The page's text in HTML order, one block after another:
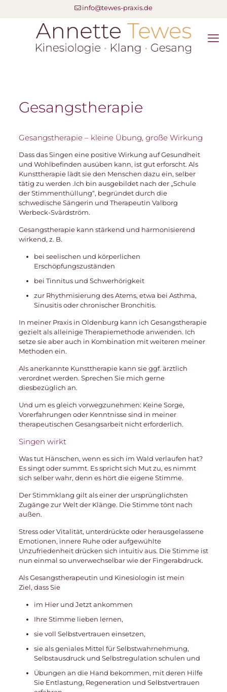
info@tewes-praxis.de
Gesangstherapie
Gesangstherapie – kleine Übung, große Wirkung
Dass das Singen eine positive Wirkung auf Gesundheit
und Wohlbefinden ausüben kann, ist gut erforscht. Als
Kunsttherapie lädt sie den Menschen dazu ein, selber
tätig zu werden .Ich bin ausgebildet nach der „Schule
der Stimmenthüllung“, begründet durch die
schwedische Sängerin und Therapeutin Valborg
Werbeck-Svärdström.
Gesangstherapie kann stärkend und harmonisierend
wirkend, z. B.
bei seelischen und körperlichen
Erschöpfungszuständen
bei Tinnitus und Schwerhörigkeit
zur Rhythmisierung des Atems, etwa bei Asthma,
Sinusitis oder chronischer Bronchitis.
In meiner Praxis in Oldenburg kann ich Gesangstherapie
gezielt als alleinige Therapiemethode anwenden. Ich
setze sie aber auch in Kombination mit weiteren meiner
Methoden ein.
Als anerkannte Kunsttherapie kann sie ggf. ärztlich
verordnet werden. Sprechen Sie mich gerne
diesbezüglich an.
Und um es gleich vorwegzunehmen: Keine Sorge,
Vorerfahrungen oder Kenntnisse sind in meiner
therapeutischen Gesangsarbeit nicht erforderlich.
Singen wirkt
Was tut Hänschen, wenn es sich im Wald verlaufen hat?
Es singt oder summt. Es spricht sich Mut zu, es nimmt
sich selber wahr, denn es hört die eigene Stimme.
Der Stimmklang gilt als einer der ursprünglichsten
Zugänge zur Welt der Klänge. Die Stimme tönt nach
außen.
Stress oder Vitalität, unterdrückte oder herausgelassene
Emotionen, innere Ruhe oder aufgewühlte
Unzufriedenheit drücken sich intuitiv aus. Die Stimme ist
nun einmal so unverwechselbar wie der Fingerabdruck.
Als Gesangstherapeutin und Kinesiologin ist mein
Ziel, dass Sie
im Hier und Jetzt ankommen
Ihre Stimme lieben lernen,
sie voll Selbstvertrauen einsetzen,
sie als geniales Mittel für Selbstwahrnehmung,
Selbstausdruck und Selbstregulation schulen und
Übungen an die Hand bekommen, mit deren Hilfe
Sie Entlastung, Regeneration und Selbstvertrauen